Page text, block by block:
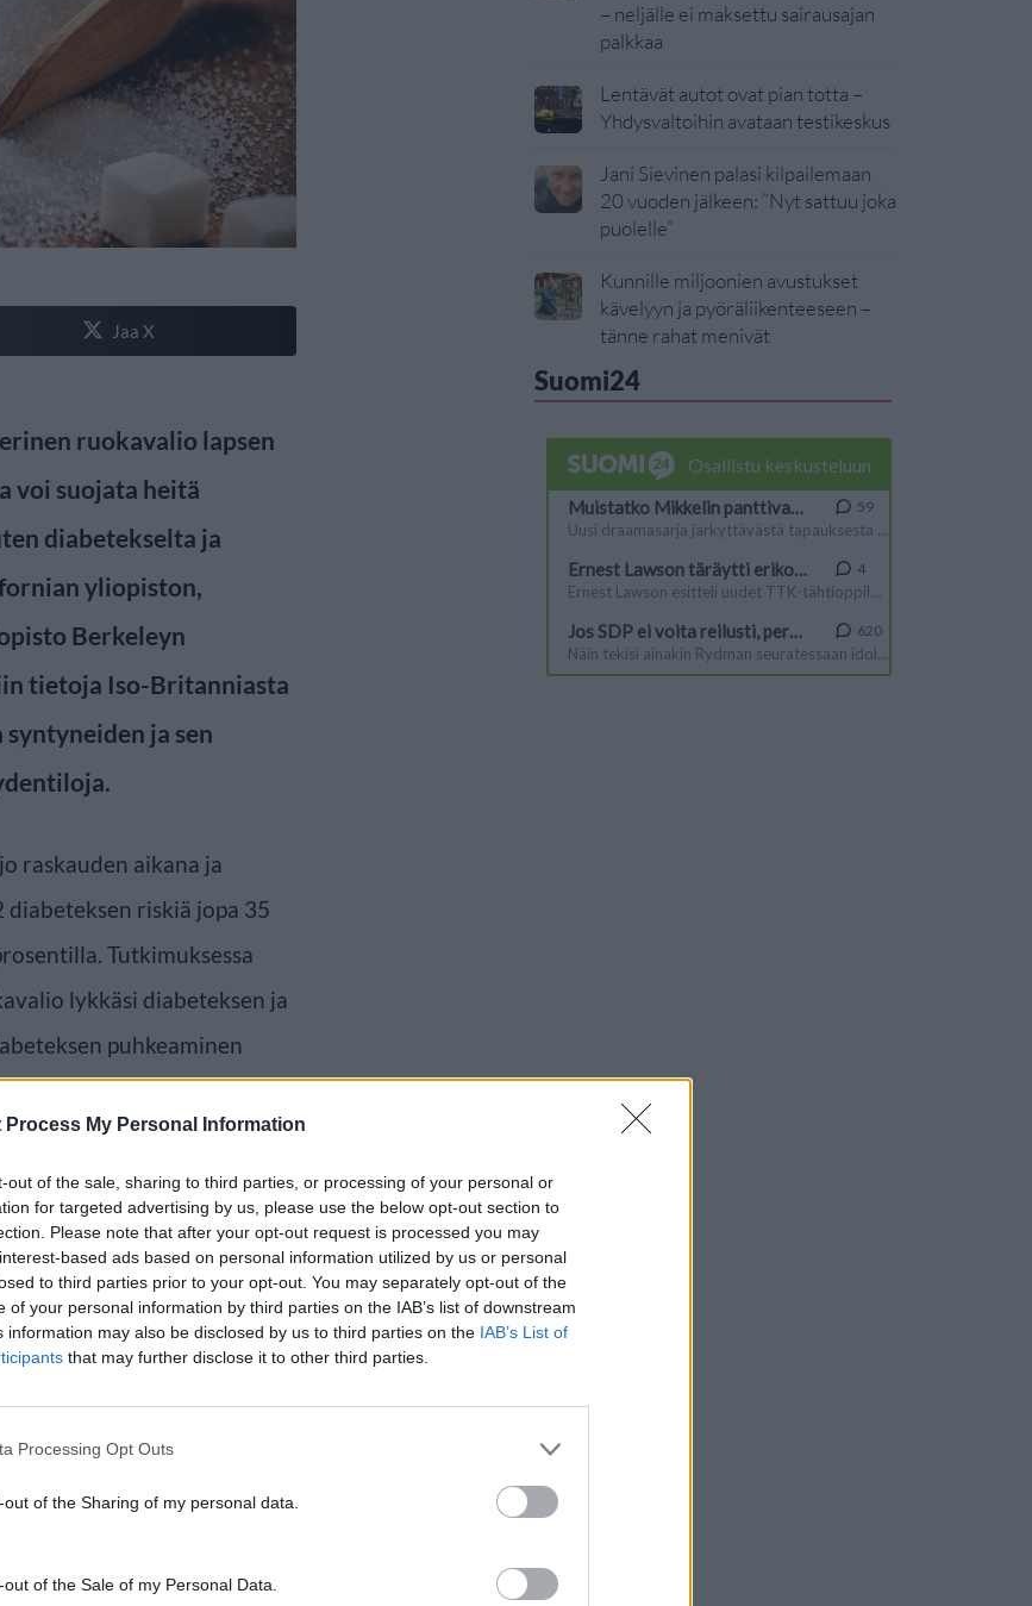
Process My Personal Information
out of the sale, sharing to third parties, or processing of your personal or
for targeted advertising by us, please use the below opt-out section to
Please note that after your opt-out request is processed you may
based ads based on personal information utilized by us or personal
to third parties prior to your opt-out. You may separately opt-out of the
of your personal information by third parties on the IAB’s list of downstream
information may also be disclosed by us to third parties on the IAB’s List of
that may further disclose it to other third parties.
Processing Opt Outs
of the Sharing of my personal data.
of the Sale of my Personal Data.
Jaa X
ruokavalio lapsen
voi suojata heitä
diabetekselta ja
yliopiston,
Berkeleyn
tietoja Iso-Britanniasta
ja sen
raskauden aikana ja
diabeteksen riskiä jopa 35
Tutkimuksessa
lykkäsi diabeteksen ja
puhkeaminen
verenpaineen
– neljälle ei maksettu sairausajan
palkkaa
Lentävät autot ovat pian totta –
Yhdysvaltoihin avataan testikeskus
Jani Sievinen palasi kilpailemaan
20 vuoden jälkeen: ”Nyt sattuu joka
puolelle”
Kunnille miljoonien avustukset
kävelyyn ja pyöräliikenteeseen –
tänne rahat menivät
Suomi24